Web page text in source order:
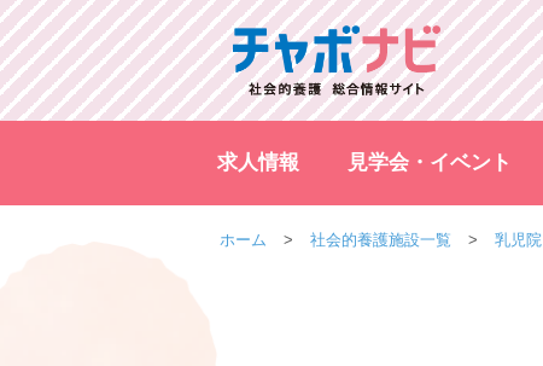
求人情報 見学会・イベント
ホーム 社会的養護施設一覧 乳児院